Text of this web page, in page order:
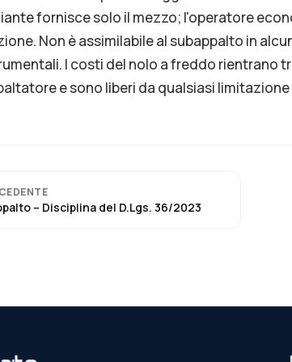
fornisce solo il mezzo; l'operatore
Non è assimilabile al subappalto in
I costi del nolo a freddo rientrano
e sono liberi da qualsiasi
– Disciplina del D.Lgs. 36/2023